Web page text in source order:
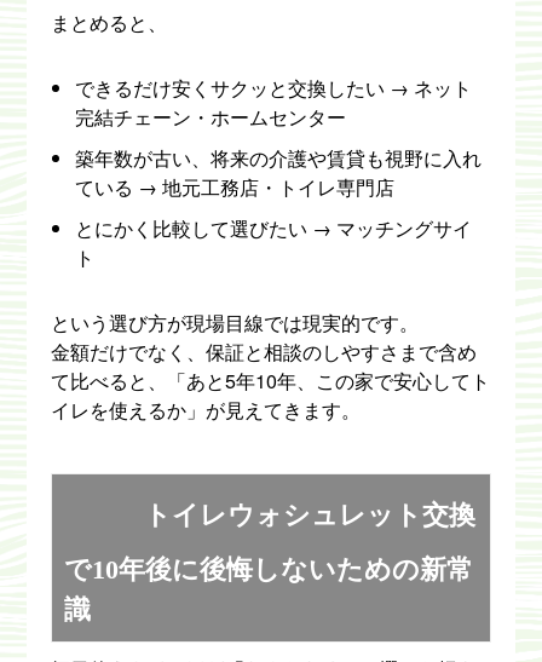
まとめると、
できるだけ安くサクッと交換したい → ネット
完結チェーン・ホームセンター
築年数が古い、将来の介護や賃貸も視野に入れ
ている → 地元工務店・トイレ専門店
とにかく比較して選びたい → マッチングサイ
ト
という選び方が現場目線では現実的です。
金額だけでなく、保証と相談のしやすさまで含め
て比べると、「あと5年10年、この家で安心してト
イレを使えるか」が見えてきます。
トイレウォシュレット交換
で10年後に後悔しないための新常
識